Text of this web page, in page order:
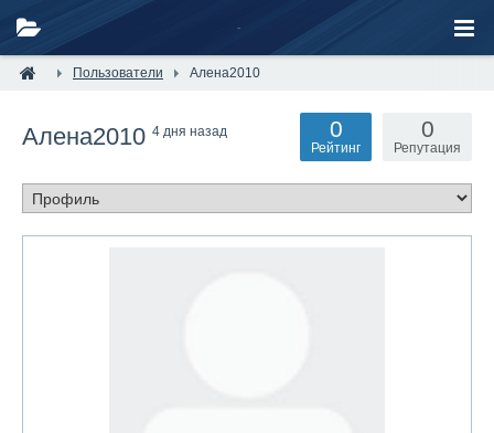
Пользователи Алена2010
Алена2010 4 дня назад 0
Репутация
0
Рейтинг